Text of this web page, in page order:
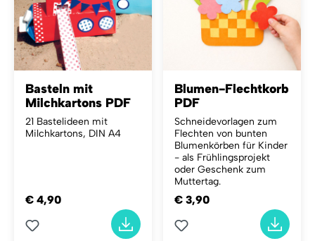
Basteln mit
Milchkartons PDF
21 Bastelideen mit
Milchkartons, DIN A4
€ 4,90
Blumen-Flechtkorb
PDF
Schneidevorlagen zum
Flechten von bunten
Blumenkörben für Kinder
- als Frühlingsprojekt
oder Geschenk zum
Muttertag.
€ 3,90